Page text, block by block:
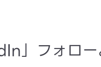
」フォロ